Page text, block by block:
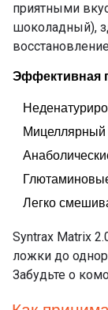
приятными
шоколадный),
Эффективная
Мицеллярный
Легко
Syntrax Matrix
ложки до
Забудьте о